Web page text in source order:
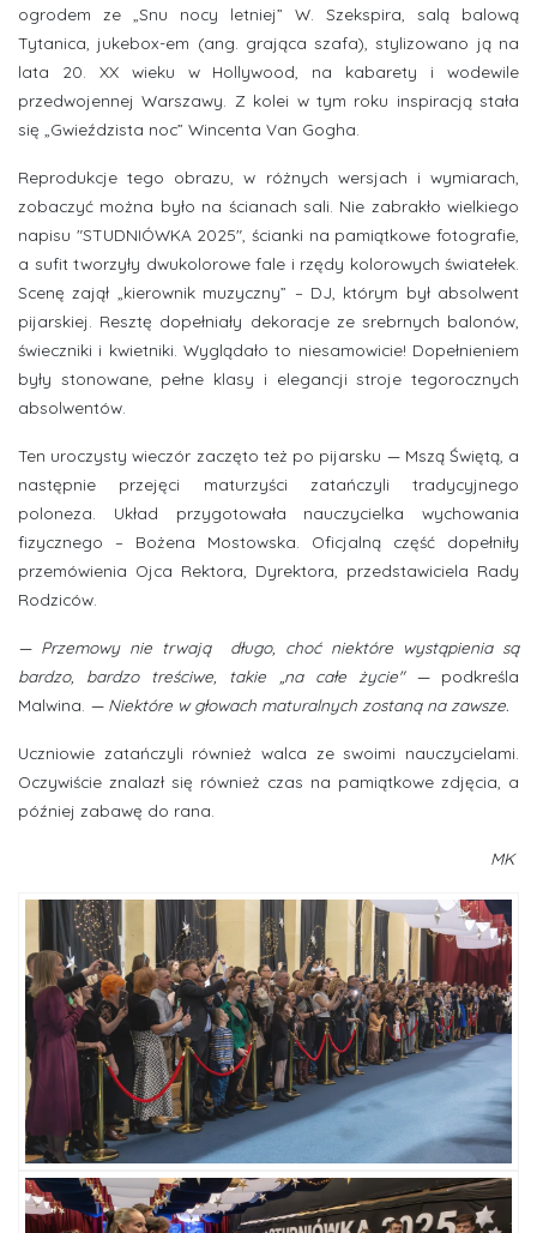
ogrodem ze „Snu nocy letniej” W. Szekspira, salą balową
Tytanica, jukebox-em (ang. grająca szafa), stylizowano ją na
lata 20. XX wieku w Hollywood, na kabarety i wodewile
przedwojennej Warszawy. Z kolei w tym roku inspiracją stała
się „Gwieździsta noc” Wincenta Van Gogha.
Reprodukcje tego obrazu, w różnych wersjach i wymiarach,
zobaczyć można było na ścianach sali. Nie zabrakło wielkiego
napisu "STUDNIÓWKA 2025", ścianki na pamiątkowe fotografie,
a sufit tworzyły dwukolorowe fale i rzędy kolorowych światełek.
Scenę zajął „kierownik muzyczny” – DJ, którym był absolwent
pijarskiej. Resztę dopełniały dekoracje ze srebrnych balonów,
świeczniki i kwietniki. Wyglądało to niesamowicie! Dopełnieniem
były stonowane, pełne klasy i elegancji stroje tegorocznych
absolwentów.
Ten uroczysty wieczór zaczęto też po pijarsku — Mszą Świętą, a
następnie przejęci maturzyści zatańczyli tradycyjnego
poloneza. Układ przygotowała nauczycielka wychowania
fizycznego – Bożena Mostowska. Oficjalną część dopełniły
przemówienia Ojca Rektora, Dyrektora, przedstawiciela Rady
Rodziców.
— Przemowy nie trwają długo, choć niektóre wystąpienia są
bardzo, bardzo treściwe, takie „na całe życie" —podkreśla
Malwina. — Niektóre w głowach maturalnych zostaną na zawsze.
Uczniowie zatańczyli również walca ze swoimi nauczycielami.
Oczywiście znalazł się również czas na pamiątkowe zdjęcia, a
później zabawę do rana.
MK